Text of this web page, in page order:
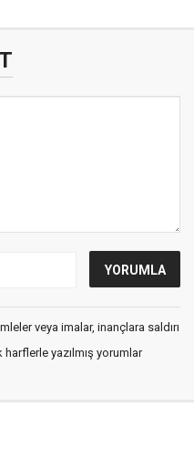
veya imalar, inançlara saldırı
yazılmış yorumlar